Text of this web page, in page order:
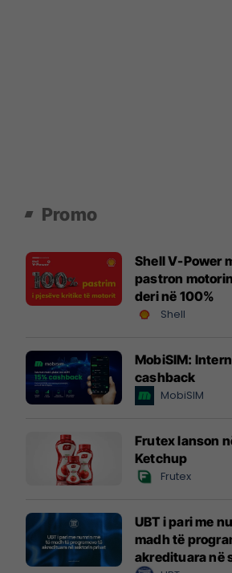
Promo
Shell V-Power
pastron
deri në 100%
Shell
MobiSIM:
cashback
MobiSIM
Frutex lanson
Ketchup
Frutex
UBT i pari me
madh të
akredituara në